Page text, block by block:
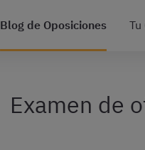
Blog de Oposiciones Tu
Examen de